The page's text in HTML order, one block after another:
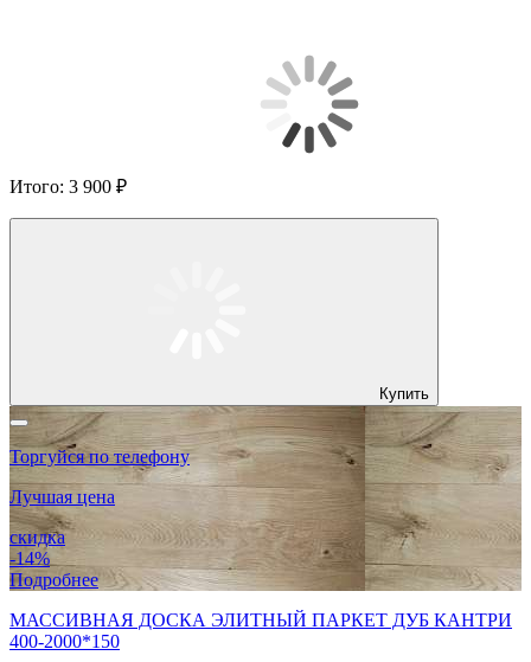
Итого: 3 900 ₽
Купить
Торгуйся по телефону
Лучшая цена
скидка
-14%
Подробнее
МАССИВНАЯ ДОСКА ЭЛИТНЫЙ ПАРКЕТ ДУБ КАНТРИ
400-2000*150